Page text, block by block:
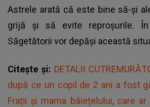
Astrele arată că este bine să-și
grijă și să evite reproșurile.
Săgetătorii vor depăși această
Citește și: DETALII
după ce un copil de 2 ani a fost
Frații și mama băiețelului, care